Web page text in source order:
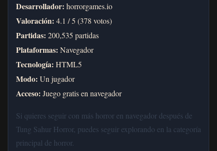
Desarrollador: horrorgames.io
Valoración: 4.1 / 5 (378 votos)
Partidas: 200,535 partidas
Plataformas: Navegador
Tecnología: HTML5
Modo: Un jugador
Acceso: Juego gratis en navegador
Si quieres seguir con más horror en navegador después de
Tung Sahur Horror, puedes seguir explorando en la categoría
principal de horror.